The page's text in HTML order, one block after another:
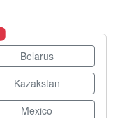
Belarus
Kazakstan
Mexico